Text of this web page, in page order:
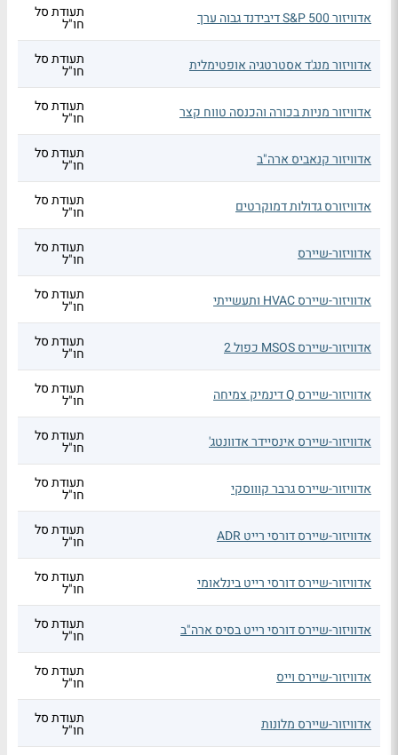
אדוויזור S&P 500 דיבידנד גבוה ערך תעודת סל
חו"ל
אדוויזור מנג'ד אסטרטגיה אופטימלית תעודת סל
חו"ל
אדוויזור מניות בכורה והכנסה טווח קצר תעודת סל
חו"ל
אדוויזור קנאביס ארה"ב תעודת סל
חו"ל
אדוויזורס גדולות דמוקרטים תעודת סל
חו"ל
אדוויזור-שיירס תעודת סל
חו"ל
אדוויזור-שיירס HVAC ותעשייתי תעודת סל
חו"ל
אדוויזור-שיירס MSOS כפול 2 תעודת סל
חו"ל
אדוויזור-שיירס Q דינמיק צמיחה תעודת סל
חו"ל
אדוויזור-שיירס אינסיידר אדוונטג' תעודת סל
חו"ל
אדוויזור-שיירס גרבר קוווסקי תעודת סל
חו"ל
אדוויזור-שיירס דורסי רייט ADR תעודת סל
חו"ל
אדוויזור-שיירס דורסי רייט בינלאומי תעודת סל
חו"ל
אדוויזור-שיירס דורסי רייט בסיס ארה"ב תעודת סל
חו"ל
אדוויזור-שיירס וייס תעודת סל
חו"ל
אדוויזור-שיירס מלונות תעודת סל
חו"ל